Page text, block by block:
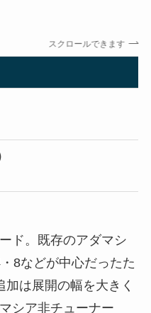
スクロールできます
ド。既存のアダマシ
8などが中心だったた
は展開の幅を大きく
シア非チューナー